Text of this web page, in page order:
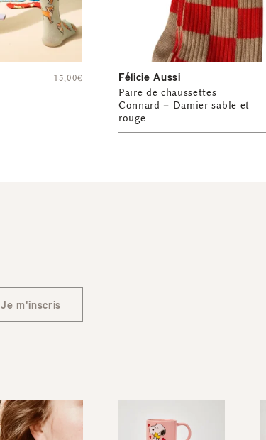
15,00€ Félicie Aussi
Paire de chaussettes
Connard – Damier sable et
rouge
Je m'inscris